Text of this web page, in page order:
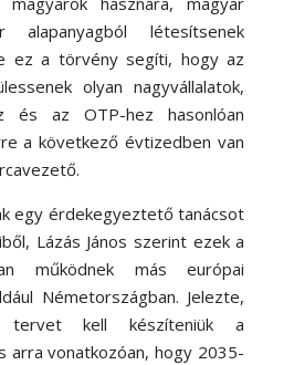
alapanyagból létesítsenek
ez a törvény segíti, hogy az
olyan nagyvállalatok,
és az OTP-hez hasonlóan
a következő évtizedben van
egy érdekegyeztető tanácsot
Lázás János szerint ezek a
működnek más európai
Németországban. Jelezte,
tervet kell készíteniük a
arra vonatkozóan, hogy 2035-